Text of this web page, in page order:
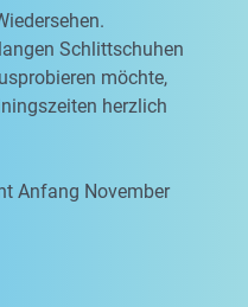
Schlittschuhen
möchte,
herzlich
Anfang November